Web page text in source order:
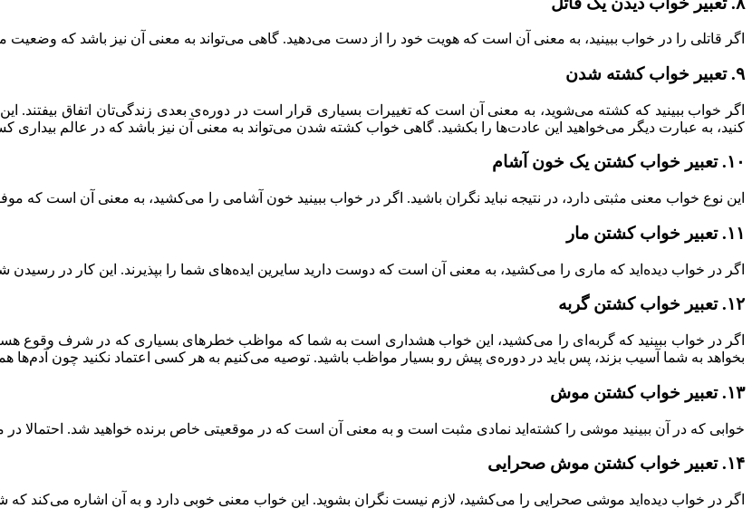
اگر قاتلی را در خواب ببینید، به معنی آن است که هویت خود را از دست می‌دهید. گاهی می‌تواند به معنی آن نیز باشد که
۹. تعبیر خواب کشته شدن
اگر خواب ببینید که کشته می‌شوید، به معنی آن است که تغییرات بسیاری قرار است در دوره‌ی بعدی زندگی‌تان اتفاق بیفتند.
کنید، به عبارت دیگر می‌خواهید این عادت‌ها را بکشید. گاهی خواب کشته شدن می‌تواند به معنی آن نیز باشد که در عالم
۱۰. تعبیر خواب کشتن یک خون آشام
این نوع خواب معنی مثبتی دارد، در نتیجه نباید نگران باشید. اگر در خواب ببینید خون آشامی را می‌کشید، به معنی آن است
۱۱. تعبیر خواب کشتن مار
اگر در خواب دیده‌اید که ماری را می‌کشید، به معنی آن است که دوست دارید سایرین ایده‌های شما را بپذیرند. این کار در
۱۲. تعبیر خواب کشتن گربه
اگر در خواب ببینید که گربه‌ای را می‌کشید، این خواب هشداری است به شما که مواظب خطرهای بسیاری که در شرف وقوع
بخواهد به شما آسیب بزند، پس باید در دوره‌ی پیش رو بسیار مواظب باشید. توصیه می‌کنیم به هر کسی اعتماد نکنید چون آدم‌ها
۱۳. تعبیر خواب کشتن موش
خوابی که در آن ببینید موشی را کشته‌اید نمادی مثبت است و به معنی آن است که در موقعیتی خاص برنده خواهید شد. احتمالا
۱۴. تعبیر خواب کشتن موش صحرایی
اگر در خواب دیده‌اید موشی صحرایی را می‌کشید، لازم نیست نگران بشوید. این خواب معنی خوبی دارد و به آن اشاره می‌کند